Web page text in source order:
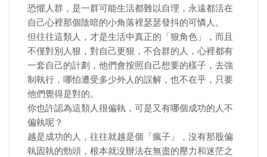
恐懼人群，是一群可能生活都難以自理，永遠都活在
自己心裡那個陰暗的小角落裡瑟瑟發抖的可憐人。
但往往這類人，才是生活中真正的「狠角色」，而且
不僅對別人狠，對自己更狠，不合群的人，心裡都有
一套自己的計劃，他們會按照自己想要的樣子，去強
制執行，哪怕遭受多少外人的誤解，也不在乎，只要
他們覺得是對的。
你也許認為這類人很偏執，可是又有哪個成功的人不
偏執呢？
越是成功的人，往往就越是個「瘋子」，沒有那股偏
執固執的勁頭，根本就沒辦法在無盡的壓力和迷茫之